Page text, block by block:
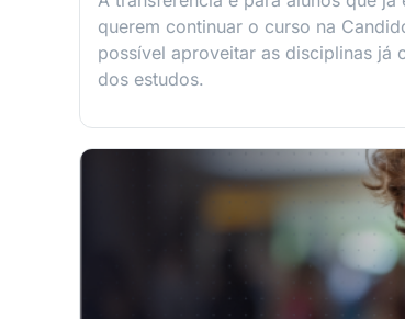
querem continuar o curso na
possível aproveitar as disciplinas já
dos estudos.